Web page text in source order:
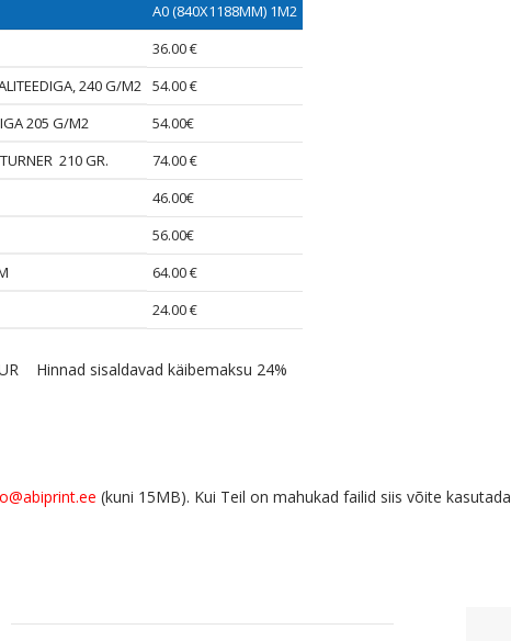
A0 (840X1188MM) 1M2
36.00 €
240 G/М2 54.00 €
205 G/М2
54.00€
210 GR.
74.00 €
46.00€
56.00€
64.00 €
24.00 €
Hinnad sisaldavad käibemaksu 24%
(kuni 15MB). Kui Teil on mahukad failid siis võite kasutada